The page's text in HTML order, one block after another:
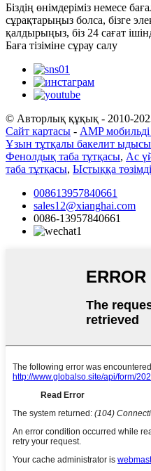
Біздің өнімдеріміз немесе
сұрақтарыңыз болса, бізге
қалдырыңыз, біз 24 сағат
Баға тізіміне сұрау салу
© Авторлық құқық - 2010-
Сайт картасы - AMP
Ұзын тұтқалы бакелит ыдысы
Фенолдық таба тұтқасы, Ас
таба тұтқасы, Ыстыққа
008613957840661
sales12@xianghai.com
0086-13957840661